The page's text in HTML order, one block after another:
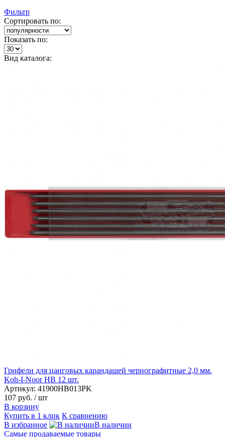
Фильтр
Сортировать по:
Показать по:
Вид каталога:
Грифели для цанговых карандашей чернографитные 2,0 мм.
Koh-I-Noor HB 12 шт.
Артикул: 41900HB013PK
107 руб. / шт
В корзину
Купить в 1 клик К сравнению
В избранное
В наличии
Самые продаваемые товары